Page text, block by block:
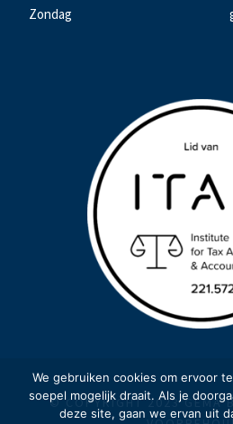
Zondag
© COPYRIGHT 2023 GEMA
We gebruiken cookies om ervoor
soepel mogelijk draait. Als je
deze site, gaan we ervan uit